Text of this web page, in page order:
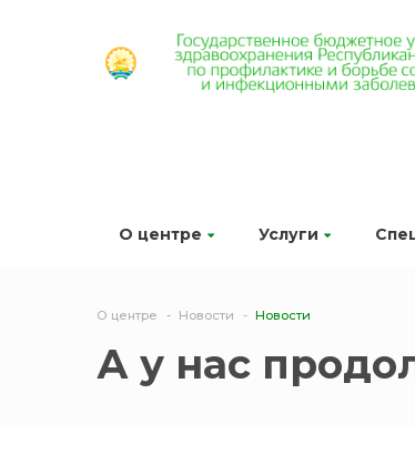
О центре Услуги
О центре Новости Новости
А у нас